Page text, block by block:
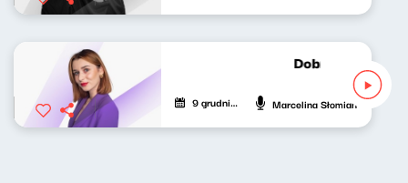
Dobrze
9 grudnia 2022 Marcelina Słomian